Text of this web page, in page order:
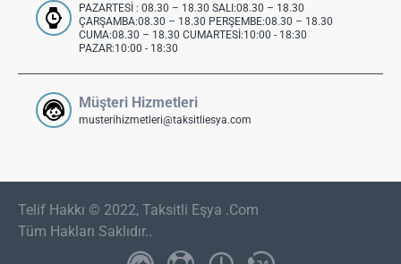
PAZARTESİ : 08.30 – 18.30 SALI:08.30 – 18.30
ÇARŞAMBA:08.30 – 18.30 PERŞEMBE:08.30 – 18.30
CUMA:08.30 – 18.30 CUMARTESİ:10:00 - 18:30
PAZAR:10:00 - 18:30
Müşteri Hizmetleri
musterihizmetleri@taksitliesya.com
Telif Hakkı © 2022, Taksitli Eşya .Com
Tüm Hakları Saklıdır..